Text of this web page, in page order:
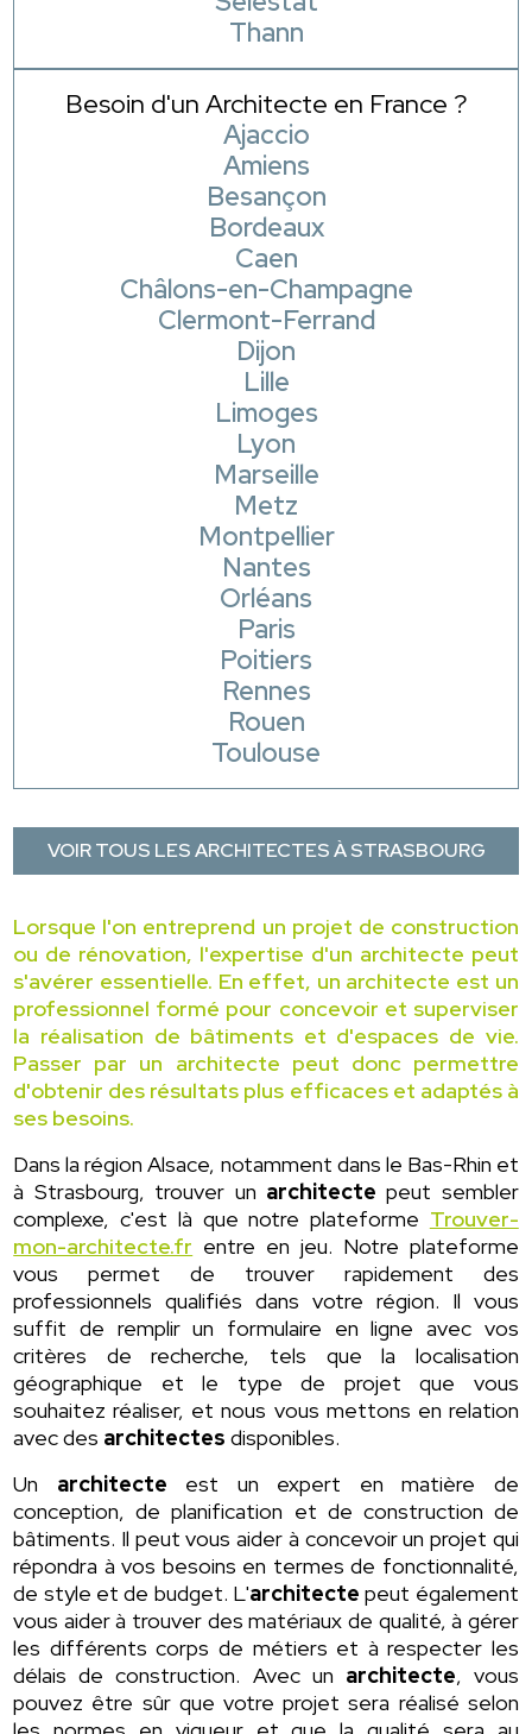
Thann
Besoin d'un Architecte en France ?
Ajaccio
Amiens
Besançon
Bordeaux
Caen
Châlons-en-Champagne
Clermont-Ferrand
Dijon
Lille
Limoges
Lyon
Marseille
Metz
Montpellier
Nantes
Orléans
Paris
Poitiers
Rennes
Rouen
Toulouse
VOIR TOUS LES ARCHITECTES À STRASBOURG
Lorsque l'on entreprend un projet de construction
ou de rénovation, l'expertise d'un architecte peut
s'avérer essentielle. En effet, un architecte est un
professionnel formé pour concevoir et superviser
la réalisation de bâtiments et d'espaces de vie.
Passer par un architecte peut donc permettre
d'obtenir des résultats plus efficaces et adaptés à
ses besoins.
Dans la région Alsace, notamment dans le Bas-Rhin et
à Strasbourg, trouver un architecte peut sembler
complexe, c'est là que notre plateforme Trouver-
mon-architecte.fr entre en jeu. Notre plateforme
vous permet de trouver rapidement des
professionnels qualifiés dans votre région. Il vous
suffit de remplir un formulaire en ligne avec vos
critères de recherche, tels que la localisation
géographique et le type de projet que vous
souhaitez réaliser, et nous vous mettons en relation
avec des architectes disponibles.
Un architecte est un expert en matière de
conception, de planification et de construction de
bâtiments. Il peut vous aider à concevoir un projet qui
répondra à vos besoins en termes de fonctionnalité,
de style et de budget. L'architecte peut également
vous aider à trouver des matériaux de qualité, à gérer
les différents corps de métiers et à respecter les
délais de construction. Avec un architecte, vous
pouvez être sûr que votre projet sera réalisé selon